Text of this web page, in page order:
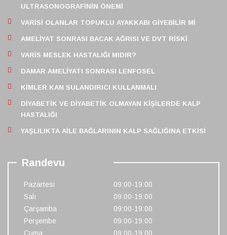
ULTRASONOGRAFININ ÖNEMI
VARISI OLANLAR TOPUKLU AYAKKABI GIYEBILIR MI
AMELIYAT SONRASI BACAK AĞRISI VE DVT RISKI
VARIS MESLEK HASTALIĞI MIDIR?
DAMAR AMELIYATI SONRASI LENFOSEL
KIMLER KAN SULANDIRICI KULLANMALI
DIYABETIK VE DIYABETIK OLMAYAN KIŞILERDE KALP
HASTALIĞI
YAŞLILIKTA AILE BAĞLARININ KALP SAĞLIĞINA ETKISI
Randevu
Pazartesi
09:00-19:00
Salı
09:00-19:00
Çarşamba
09:00-19:00
Perşembe
09:00-19:00
Cuma
09:00-19:00